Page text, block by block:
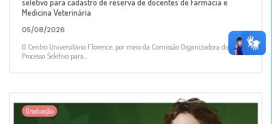
Medicina Veterinária
05/08/2026
O Centro Universitário Florence, por meio da Comissão Organizadora do
Processo Seletivo para...
Graduação